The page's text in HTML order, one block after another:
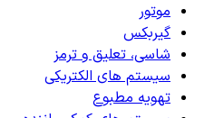
موتور
گیربکس
شاسی، تعلیق و ترمز
سیستم های الکتریکی
تهویه مطبوع